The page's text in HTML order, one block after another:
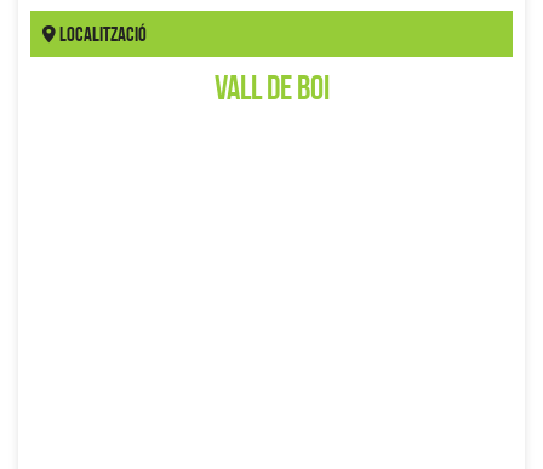
Localització
Vall de Boi